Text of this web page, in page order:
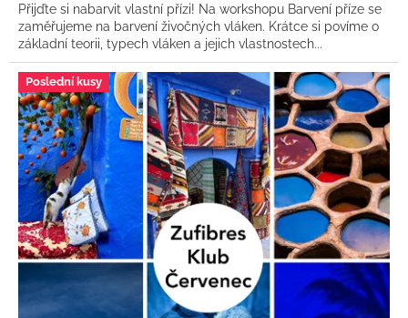
Přijďte si nabarvit vlastní přízi! Na workshopu Barvení příze se
zaměřujeme na barvení živočných vláken. Krátce si povíme o
základní teorii, typech vláken a jejich vlastnostech...
Poslední kusy